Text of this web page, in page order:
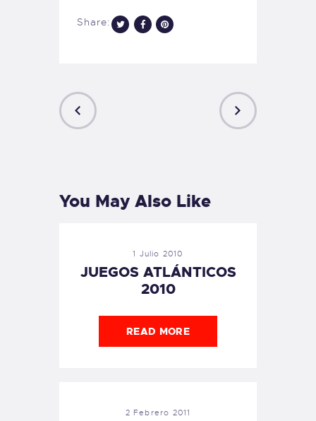
Share:
You May Also Like
1 Julio 2010
JUEGOS ATLÁNTICOS
2010
READ MORE
2 Febrero 2011